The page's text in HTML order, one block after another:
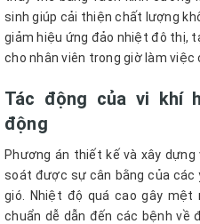
sinh giúp cải thiện chất lượng
giảm hiệu ứng đảo nhiệt đô thị,
cho nhân viên trong giờ làm việc
Tác động của vi khí
động
Phương án thiết kế và xây
soát được sự cân bằng của
gió. Nhiệt độ quá cao gây
chuẩn dễ dẫn đến các bệnh về